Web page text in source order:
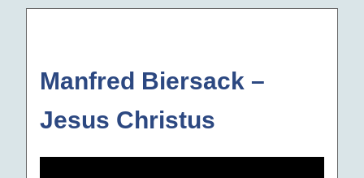
Manfred Biersack –
Jesus Christus